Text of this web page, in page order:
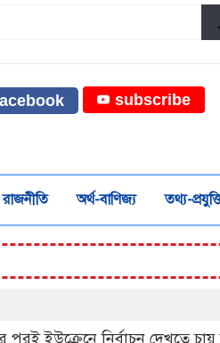
subscribe
রাজনীতি অর্থ-বাণিজ্য তথ্য-
পরই ইউক্রেনে নির্বাচন দেখতে চায়